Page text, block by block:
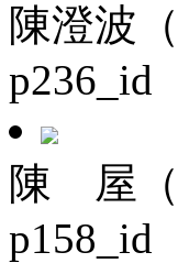
陳澄波
p236_id
陳 屋（
p158_id